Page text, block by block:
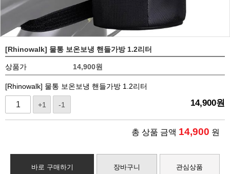
[Rhinowalk] 물통 보온보냉 핸들가방 1.2리터
상품가 14,900원
[Rhinowalk] 물통 보온보냉 핸들가방 1.2리터
+1 -1 14,900원
총 상품 금액 14,900 원
바로 구매하기 장바구니 관심상품